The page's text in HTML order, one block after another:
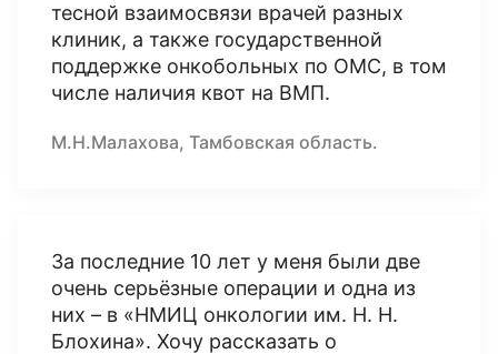
тесной взаимосвязи врачей разных
клиник, а также государственной
поддержке онкобольных по ОМС, в том
числе наличия квот на ВМП.
М.Н.Малахова, Тамбовская область.
За последние 10 лет у меня были две
очень серьёзные операции и одна из
них – в «НМИЦ онкологии им. Н. Н.
Блохина». Хочу рассказать о